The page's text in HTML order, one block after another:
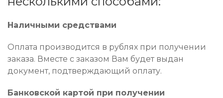
Наличными средствами
Оплата производится в рублях при получении
заказа. Вместе с заказом Вам будет выдан
документ, подтверждающий оплату.
Банковской картой при получении